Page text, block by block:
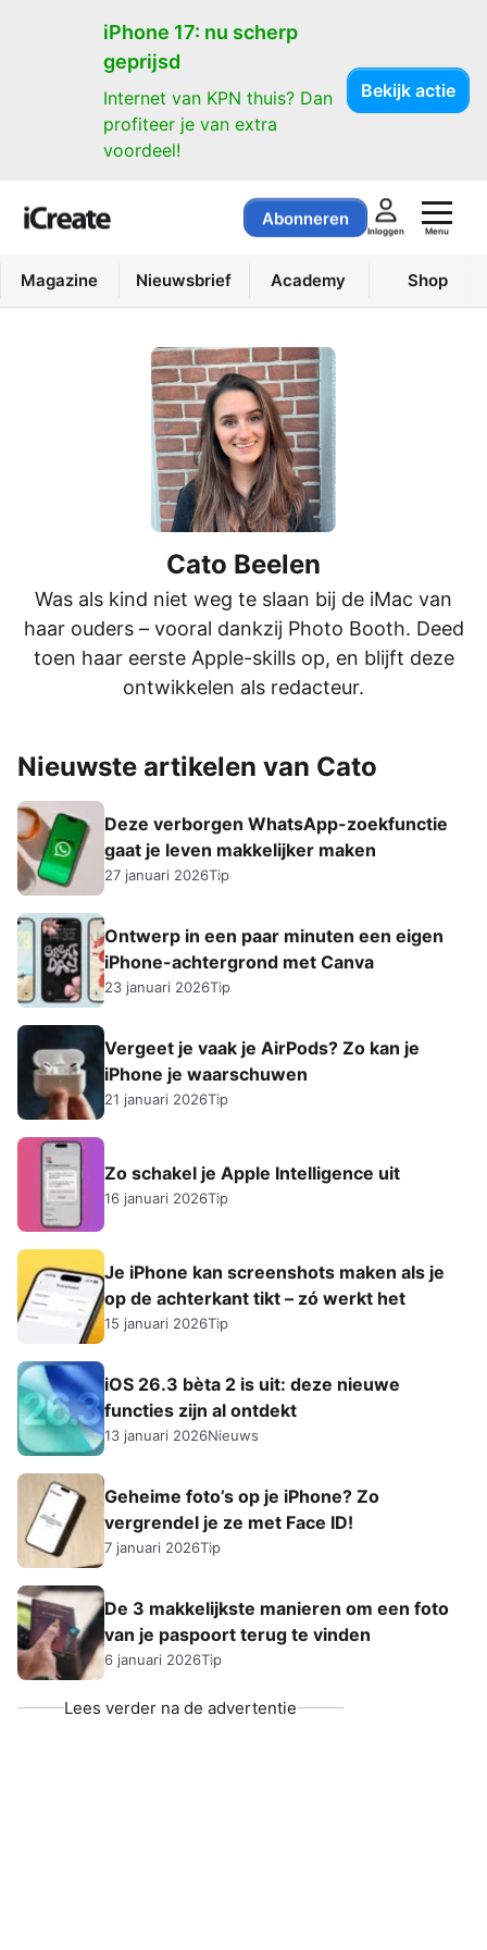
iPhone 17: nu scherp
geprijsd
Internet van KPN thuis? Dan
profiteer je van extra
voordeel!
Bekijk actie
Abonneren
Inloggen Menu
Magazine Nieuwsbrief Academy Shop
Cato Beelen
Was als kind niet weg te slaan bij de iMac van
haar ouders – vooral dankzij Photo Booth. Deed
toen haar eerste Apple-skills op, en blijft deze
ontwikkelen als redacteur.
Nieuwste artikelen van Cato
Deze verborgen WhatsApp-zoekfunctie
gaat je leven makkelijker maken
27 januari 2026Tip
Ontwerp in een paar minuten een eigen
iPhone-achtergrond met Canva
23 januari 2026Tip
Vergeet je vaak je AirPods? Zo kan je
iPhone je waarschuwen
21 januari 2026Tip
Zo schakel je Apple Intelligence uit
16 januari 2026Tip
Je iPhone kan screenshots maken als je
op de achterkant tikt – zó werkt het
15 januari 2026Tip
iOS 26.3 bèta 2 is uit: deze nieuwe
functies zijn al ontdekt
13 januari 2026Nieuws
Geheime foto’s op je iPhone? Zo
vergrendel je ze met Face ID!
7 januari 2026Tip
De 3 makkelijkste manieren om een foto
van je paspoort terug te vinden
6 januari 2026Tip
Lees verder na de advertentie